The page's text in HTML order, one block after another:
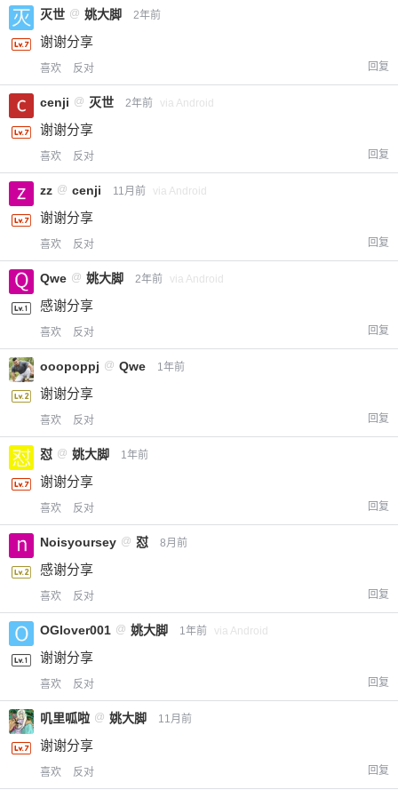
灭世 @ 姚大脚 2年前
谢谢分享
喜欢 反对 回复
cenji @ 灭世 2年前 via Android
谢谢分享
喜欢 反对 回复
zz @ cenji 11月前 via Android
谢谢分享
喜欢 反对 回复
Qwe @ 姚大脚 2年前 via Android
感谢分享
喜欢 反对 回复
ooopoppj @ Qwe 1年前
谢谢分享
喜欢 反对 回复
怼 @ 姚大脚 1年前
谢谢分享
喜欢 反对 回复
Noisyoursey @ 怼 8月前
感谢分享
喜欢 反对 回复
OGlover001 @ 姚大脚 1年前 via Android
谢谢分享
喜欢 反对 回复
叽里呱啦 @ 姚大脚 11月前
谢谢分享
喜欢 反对 回复